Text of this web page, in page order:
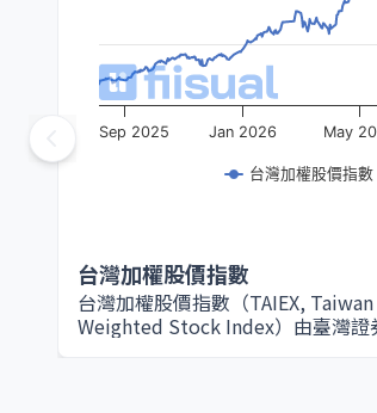
台灣加權股價指數
Sep 2025 Jan 2026 May
台灣加權股價指數
台灣加權股價指數（TAIEX,
Weighted Stock Index）由臺灣證